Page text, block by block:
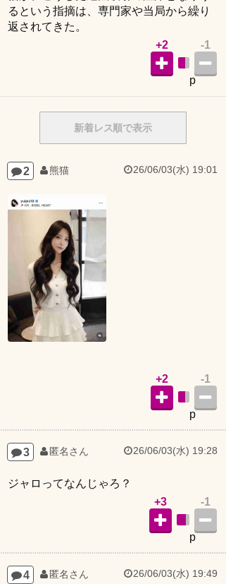
るという指摘は、専門家や当局から繰り
返されてきた。
-1
p
+2
新着レス順で表示
2 熊猫 26/06/03(水) 19:01
-1
p
+2
3 匿名さん 26/06/03(水) 19:28
ジャロってなんじゃろ？
-1
p
+3
4 匿名さん 26/06/03(水) 19:49